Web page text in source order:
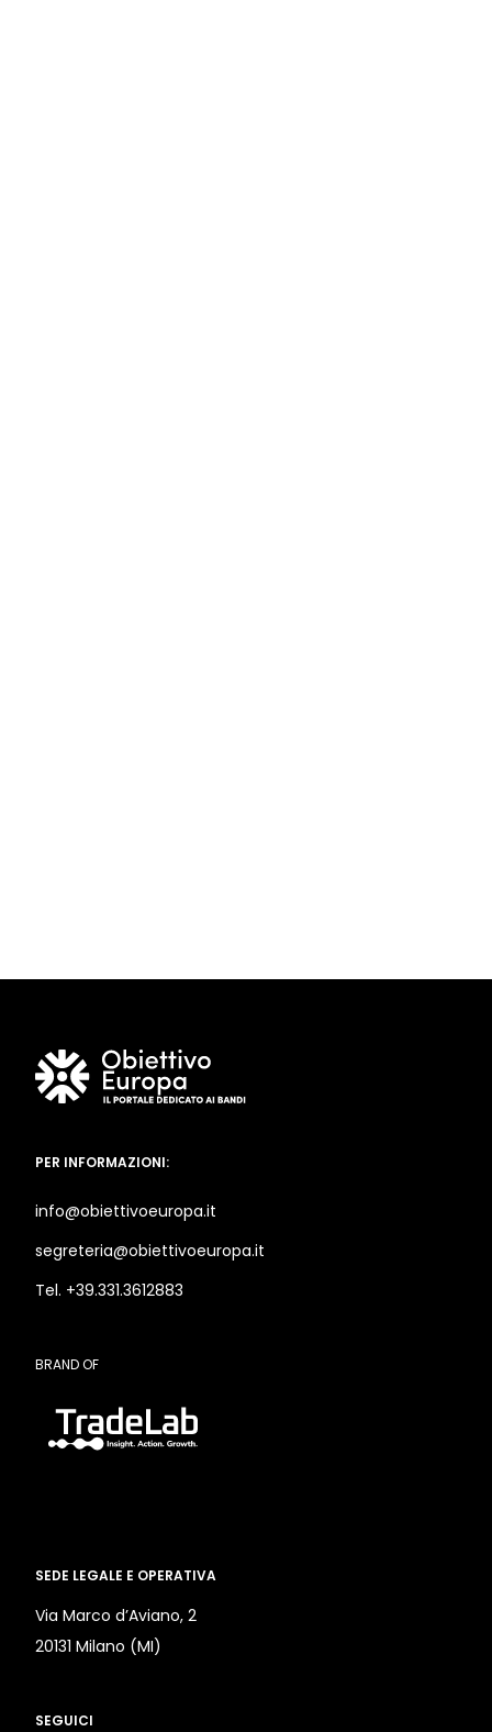
PER INFORMAZIONI:
info@obiettivoeuropa.it
segreteria@obiettivoeuropa.it
Tel. +39.331.3612883
BRAND OF
SEDE LEGALE E OPERATIVA
Via Marco d’Aviano, 2
20131 Milano (MI)
SEGUICI